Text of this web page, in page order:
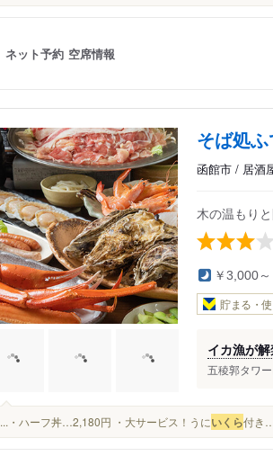
ネット予約 空席情報
そば処
函館市 / 居酒
木の温もり
￥3,000
貯まる・
イカ漁が解
五稜郭タワ
...・ハーフ丼…2,180円 ・大サービス！うにいくら付き